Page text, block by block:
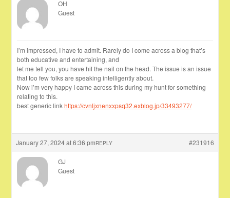
OH
Guest
I’m impressed, I have to admit. Rarely do I come across a blog that’s
both educative and entertaining, and
let me tell you, you have hit the nail on the head. The issue is an issue
that too few folks are speaking intelligently about.
Now i’m very happy I came across this during my hunt for something
relating to this.
best generic linkhttps://cvnljxnenxxpsq32.exblog.jp/33493277/
January 27, 2024 at 6:36 pm #231916
REPLY
GJ
Guest